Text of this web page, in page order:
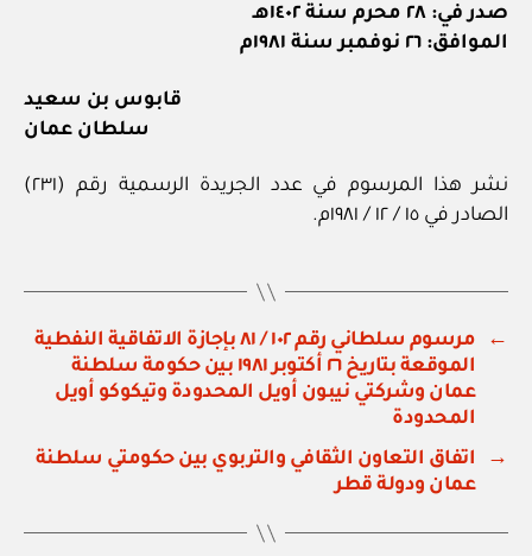
صدر في: ٢٨ محرم سنة ١٤٠٢هـ
الموافق: ٢٦ نوفمبر سنة ١٩٨١م
قابوس بن سعيد
سلطان عمان
نشر هذا المرسوم في عدد الجريدة الرسمية رقم (٢٣١)
الصادر في ١٥ / ١٢ / ١٩٨١م.
←
مرسوم سلطاني رقم ١٠٢ / ٨١ بإجازة الاتفاقية النفطية
الموقعة بتاريخ ٢٦ أكتوبر ١٩٨١ بين حكومة سلطنة
عمان وشركتي نيبون أويل المحدودة وتيكوكو أويل
المحدودة
→
اتفاق التعاون الثقافي والتربوي بين حكومتي سلطنة
عمان ودولة قطر